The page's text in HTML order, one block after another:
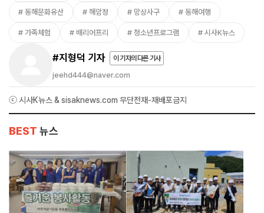
동해문화유산 해암정 망상사구 동해여행
가족체험 배리어프리 청소년프로그램 시사K뉴스
#지형덕 기자 이 기자의 다른 기사
jeehd444@naver.com
ⓒ 시사K뉴스 & sisaknews.com 무단전재-재배포금지
BEST 뉴스